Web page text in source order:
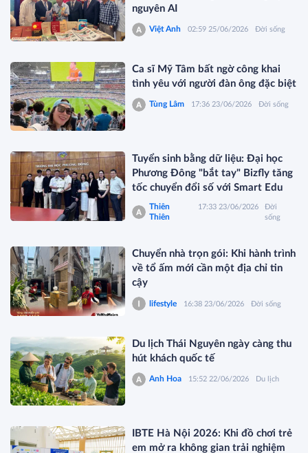
nguyên AI
Việt Anh 02:59 25/06/2026 Đời sống
Ca sĩ Mỹ Tâm bất ngờ công khai
tình yêu với người đàn ông đặc biệt
Tùng Lâm 17:36 23/06/2026 Đời sống
Tuyển sinh bằng dữ liệu: Đại học
Phương Đông "bắt tay" Bizfly tăng
tốc chuyển đổi số với Smart Edu
Thiên
Thiên
17:33 23/06/2026
Đời
sống
Chuyển nhà trọn gói: Khi hành trình
về tổ ấm mới cần một địa chỉ tin
cậy
lifestyle 16:38 23/06/2026 Đời sống
Du lịch Thái Nguyên ngày càng thu
hút khách quốc tế
Anh Hoa 15:52 22/06/2026 Du lịch
IBTE Hà Nội 2026: Khi đồ chơi trẻ
em mở ra không gian trải nghiệm